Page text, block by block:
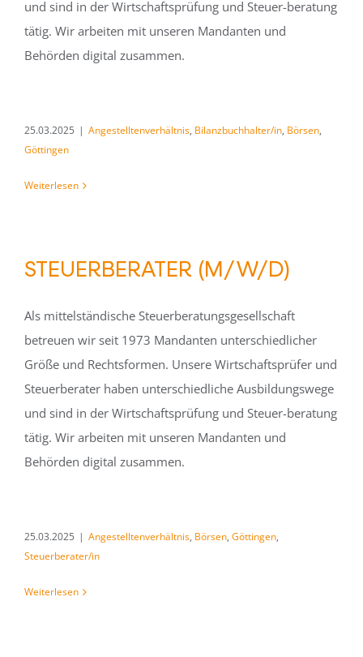
und sind in der Wirtschaftsprüfung und Steuer-beratung
tätig. Wir arbeiten mit unseren Mandanten und
Behörden digital zusammen.
25.03.2025 | Angestelltenverhältnis, Bilanzbuchhalter/in, Börsen,
Göttingen
Weiterlesen
STEUERBERATER (M/W/D)
Als mittelständische Steuerberatungsgesellschaft
betreuen wir seit 1973 Mandanten unterschiedlicher
Größe und Rechtsformen. Unsere Wirtschaftsprüfer und
Steuerberater haben unterschiedliche Ausbildungswege
und sind in der Wirtschaftsprüfung und Steuer-beratung
tätig. Wir arbeiten mit unseren Mandanten und
Behörden digital zusammen.
25.03.2025 | Angestelltenverhältnis, Börsen, Göttingen,
Steuerberater/in
Weiterlesen